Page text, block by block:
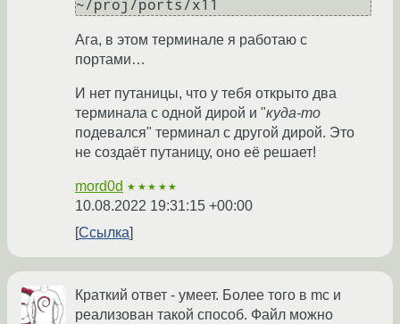
Ага, в этом терминале я работаю с
портами…
И нет путаницы, что у тебя открыто два
терминала с одной дирой и "куда-то
подевался" терминал с другой дирой. Это
не создаёт путаницу, оно её решает!
mord0d ★★★★★
10.08.2022 19:31:15 +00:00
Ссылка
Краткий ответ - умеет. Более того в mc и
реализован такой способ. Файл можно